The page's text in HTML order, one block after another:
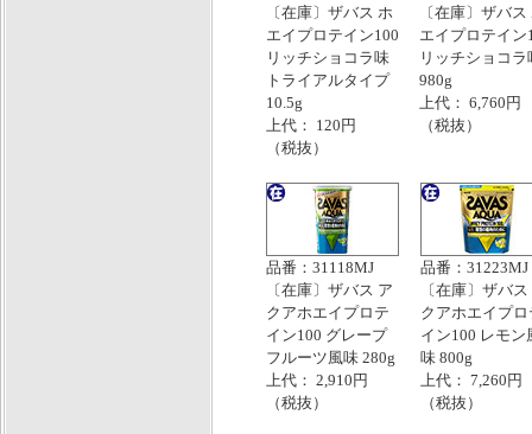
〔在庫〕ザバス ホ
エイプロテイン100
リッチショコラ味
トライアルタイプ
10.5g
上代： 120円
（税抜）
〔在庫〕ザバス
エイプロテイン
リッチショコラ
980g
上代： 6,760円
（税抜）
品番：31118MJ
〔在庫〕ザバス ア
クアホエイプロテ
イン100 グレープ
フルーツ風味 280g
上代： 2,910円
（税抜）
品番：31223MJ
〔在庫〕ザバ
クアホエイプロ
イン100 レモン
味 800g
上代： 7,260円
（税抜）